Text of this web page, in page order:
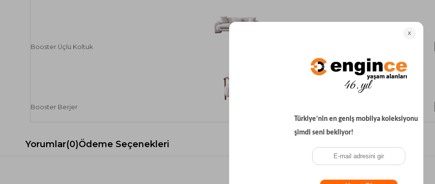
Booster Üçlü Koltuk
Booster Berjer
Yorumlar(0)Ödeme Seçenekleri